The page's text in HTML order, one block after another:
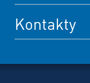
Kontakty